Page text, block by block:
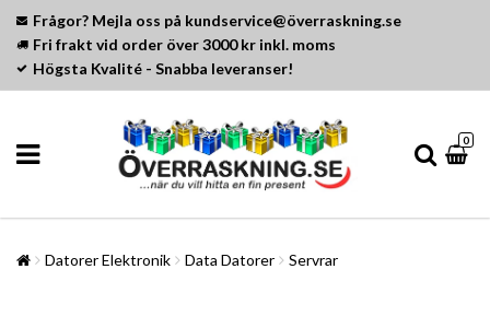
Frågor? Mejla oss på kundservice@överraskning.se
Fri frakt vid order över 3000 kr inkl. moms
Högsta Kvalité - Snabba leveranser!
0
Datorer Elektronik Data Datorer Servrar